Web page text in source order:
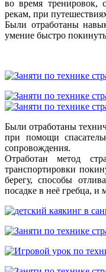
во время тренировок,
рекам, при
Были отработаны
умение быстро
Были отработаны
при помощи
сопровождения.
Отработан метод
транспортировки
берегу, способы
посадке в неё гребца, и